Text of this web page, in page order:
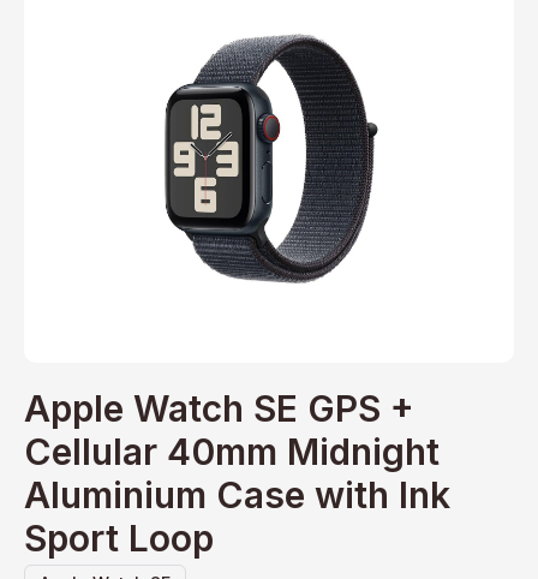
Apple Watch SE GPS +
Cellular 40mm Midnight
Aluminium Case with Ink
Sport Loop